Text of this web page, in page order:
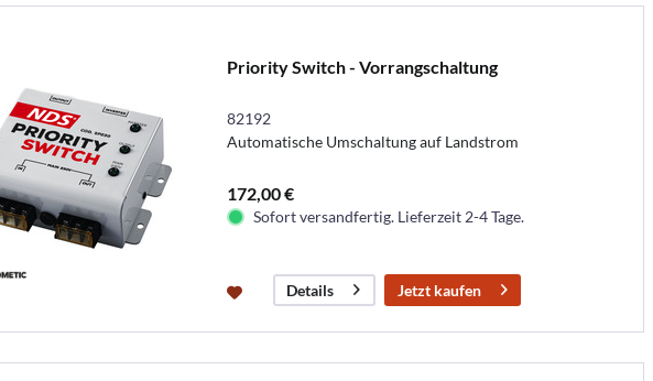
Priority Switch - Vorrangschaltung
82192
Automatische Umschaltung auf Landstrom
172,00 €
Sofort versandfertig. Lieferzeit 2-4 Tage.
Details Jetzt kaufen